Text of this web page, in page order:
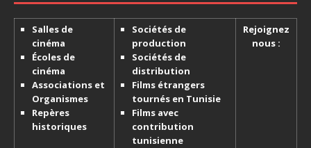
Salles de
cinéma
Écoles de
cinéma
Associations et
Organismes
Repères
historiques
Sociétés de
production
Sociétés de
distribution
Films étrangers
tournés en Tunisie
Films avec
contribution
tunisienne
Rejoignez
nous :